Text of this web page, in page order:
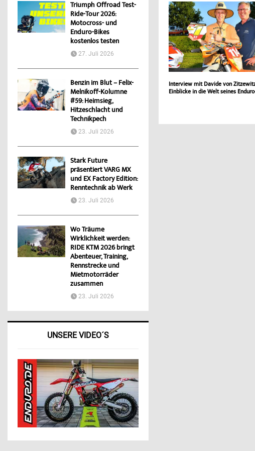
Interview mit Davide von
Einblicke in die Welt seines
Triumph Offroad Test-
Ride-Tour 2026:
Motocross- und
Enduro-Bikes
kostenlos testen
27. Juli 2026
Benzin im Blut – Felix-
Melnikoff-Kolumne
#59: Heimsieg,
Hitzeschlacht und
Technikpech
23. Juli 2026
Stark Future
präsentiert VARG MX
und EX Factory Edition:
Renntechnik ab Werk
23. Juli 2026
Wo Träume
Wirklichkeit werden:
RIDE KTM 2026 bringt
Abenteuer, Training,
Rennstrecke und
Mietmotorräder
zusammen
23. Juli 2026
UNSERE VIDEO´S